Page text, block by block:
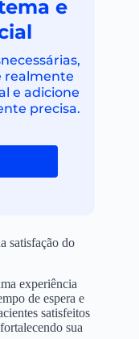
e
realmente
e adicione
precisa.
satisfação do
experiência
de espera e
satisfeitos
sua